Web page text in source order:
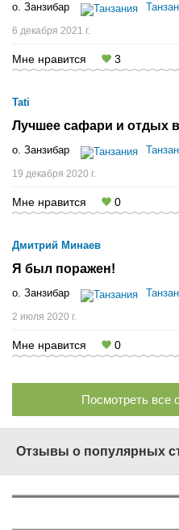
о. Занзибар
6 декабря 2021 г.
Мне нравится 3
Tati
Лучшее сафари и отдых
о. Занзибар
19 декабря 2020 г.
Мне нравится 0
Дмитрий Минаев
Я был поражен!
о. Занзибар
2 июля 2020 г.
Мне нравится 0
Посмотреть все
Отзывы о популярных